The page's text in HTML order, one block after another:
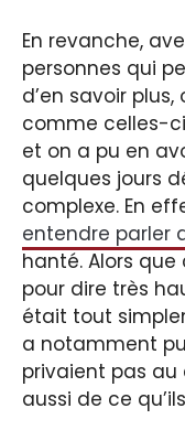
En revanche,
personnes qui
d’en savoir
comme celles-
et on a pu en
quelques jours
complexe. En
entendre parler
hanté. Alors
pour dire très
était tout
a notamment
privaient pas
aussi de ce